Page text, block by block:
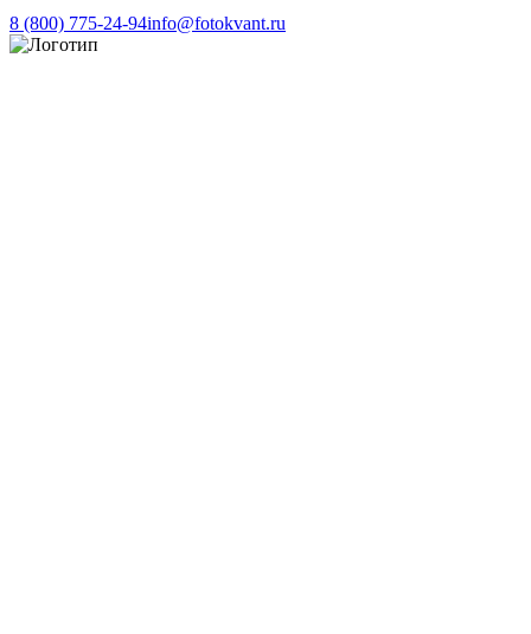
8 (800) 775-24-94info@fotokvant.ru